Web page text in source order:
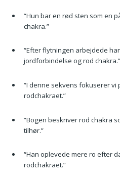
“Hun bar en rød sten som en
chakra.”
“Efter flytningen arbejdede
jordforbindelse og rod chakra.”
“I denne sekvens fokuserer
rodchakraet.”
“Bogen beskriver rod chakra
tilhør.”
“Han oplevede mere ro efter
rodchakraet.”